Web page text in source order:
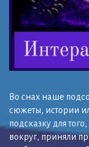
Во снах наше
сюжеты, истории
подсказку для
вокруг, приняли